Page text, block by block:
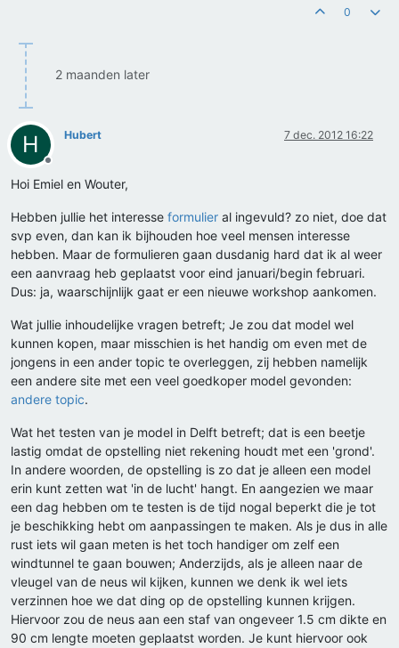
0
2 maanden later
H
Offline
Hubert 7 dec. 2012 16:22
Hoi Emiel en Wouter,
Hebben jullie het interesse formulier al ingevuld? zo niet, doe dat
svp even, dan kan ik bijhouden hoe veel mensen interesse
hebben. Maar de formulieren gaan dusdanig hard dat ik al weer
een aanvraag heb geplaatst voor eind januari/begin februari.
Dus: ja, waarschijnlijk gaat er een nieuwe workshop aankomen.
Wat jullie inhoudelijke vragen betreft; Je zou dat model wel
kunnen kopen, maar misschien is het handig om even met de
jongens in een ander topic te overleggen, zij hebben namelijk
een andere site met een veel goedkoper model gevonden:
andere topic.
Wat het testen van je model in Delft betreft; dat is een beetje
lastig omdat de opstelling niet rekening houdt met een 'grond'.
In andere woorden, de opstelling is zo dat je alleen een model
erin kunt zetten wat 'in de lucht' hangt. En aangezien we maar
een dag hebben om te testen is de tijd nogal beperkt die je tot
je beschikking hebt om aanpassingen te maken. Als je dus in alle
rust iets wil gaan meten is het toch handiger om zelf een
windtunnel te gaan bouwen; Anderzijds, als je alleen naar de
vleugel van de neus wil kijken, kunnen we denk ik wel iets
verzinnen hoe we dat ding op de opstelling kunnen krijgen.
Hiervoor zou de neus aan een staf van ongeveer 1.5 cm dikte en
90 cm lengte moeten geplaatst worden. Je kunt hiervoor ook